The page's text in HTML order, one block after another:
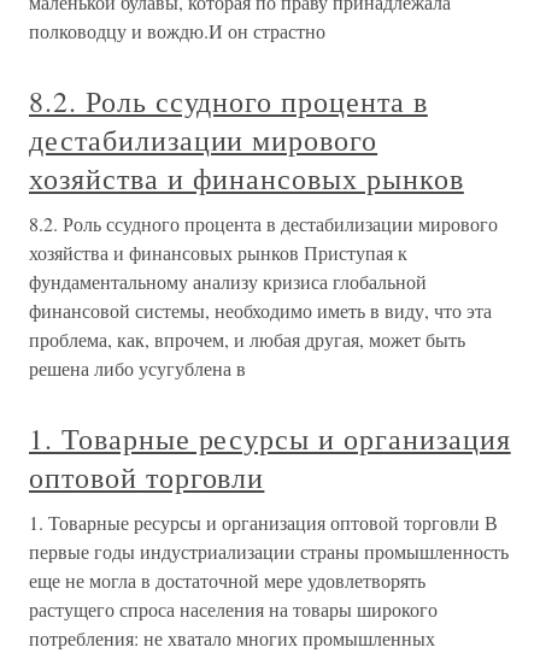
полководцу и вождю.И он страстно
8.2. Роль ссудного процента в
дестабилизации мирового
хозяйства и финансовых рынков
8.2. Роль ссудного процента в дестабилизации мирового
хозяйства и финансовых рынков Приступая к
фундаментальному анализу кризиса глобальной
финансовой системы, необходимо иметь в виду, что эта
проблема, как, впрочем, и любая другая, может быть
решена либо усугублена в
1. Товарные ресурсы и организация
оптовой торговли
1. Товарные ресурсы и организация оптовой торговли В
первые годы индустриализации страны промышленность
еще не могла в достаточной мере удовлетворять
растущего спроса населения на товары широкого
потребления: не хватало многих промышленных